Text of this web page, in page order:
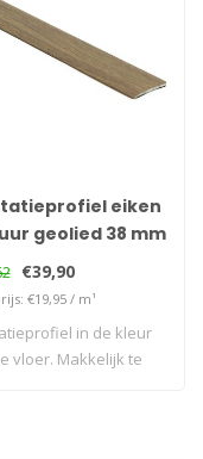
eiken
geolied 38 mm
€39,90
€19,95 / m¹
in de kleur
vloer. Makkelijk te